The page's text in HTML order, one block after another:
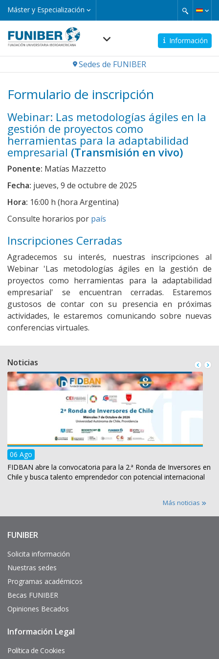
Pasar
principal
Máster y Especialización
Máster
y
Información
Navegación
Sedes de FUNIBER
Formulario de inscripción
Webinar: Las metodologías ágiles en la
gestión de proyectos como
herramientas para la adaptabilidad
empresarial (Transmisión en vivo)
Ponente: Matías Mazzetto
Fecha: jueves, 9 de octubre de 2025
Hora: 16:00 h (hora Argentina)
Consulte horarios por país
Inscripciones Cerradas
Agradecemos su interés, nuestras inscripciones al
Webinar 'Las metodologías ágiles en la gestión de
proyectos como herramientas para la adaptabilidad
empresarial' se encuentran cerradas. Estaremos
gustosos de contar con su presencia en próximas
actividades, le estaremos comunicando sobre nuevas
conferencias virtuales.
Noticias
06 Ago
FIDBAN abre la convocatoria para la 2.ª Ronda de Inversores en
Chile y busca talento emprendedor con potencial internacional
Más noticias
Enlaces
interés
FUNIBER
Solicita información
Nuestras sedes
Programas académicos
Becas FUNIBER
Opiniones Becados
Pie
página
Información Legal
Política de Cookies